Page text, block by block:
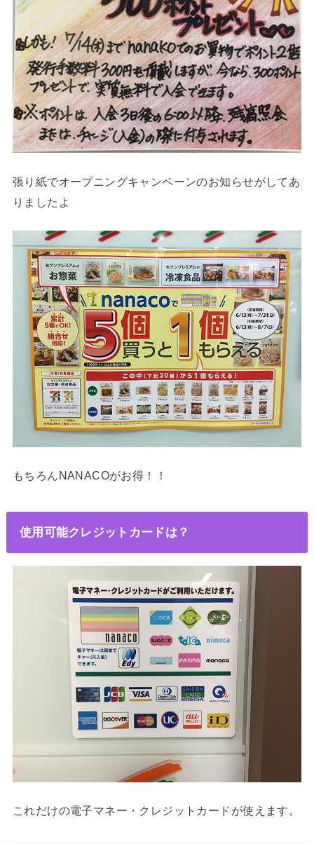
張り紙でオープニングキャンペーンのお知らせがしてあ
りましたよ
もちろんNANACOがお得！！
使用可能クレジットカードは？
これだけの電子マネー・クレジットカードが使えます。